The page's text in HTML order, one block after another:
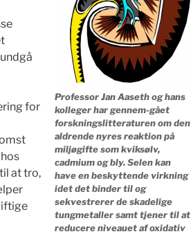
Professor Jan Aaseth og hans
kolleger har gennem-gået
forskningslitteraturen om den
aldrende nyres reaktion på
miljøgifte som kviksølv,
cadmium og bly. Selen kan
have en beskyttende virkning
idet det binder til og
sekvestrerer de skadelige
tungmetaller samt tjener til at
reducere niveauet af oxidativ
for
at tro,